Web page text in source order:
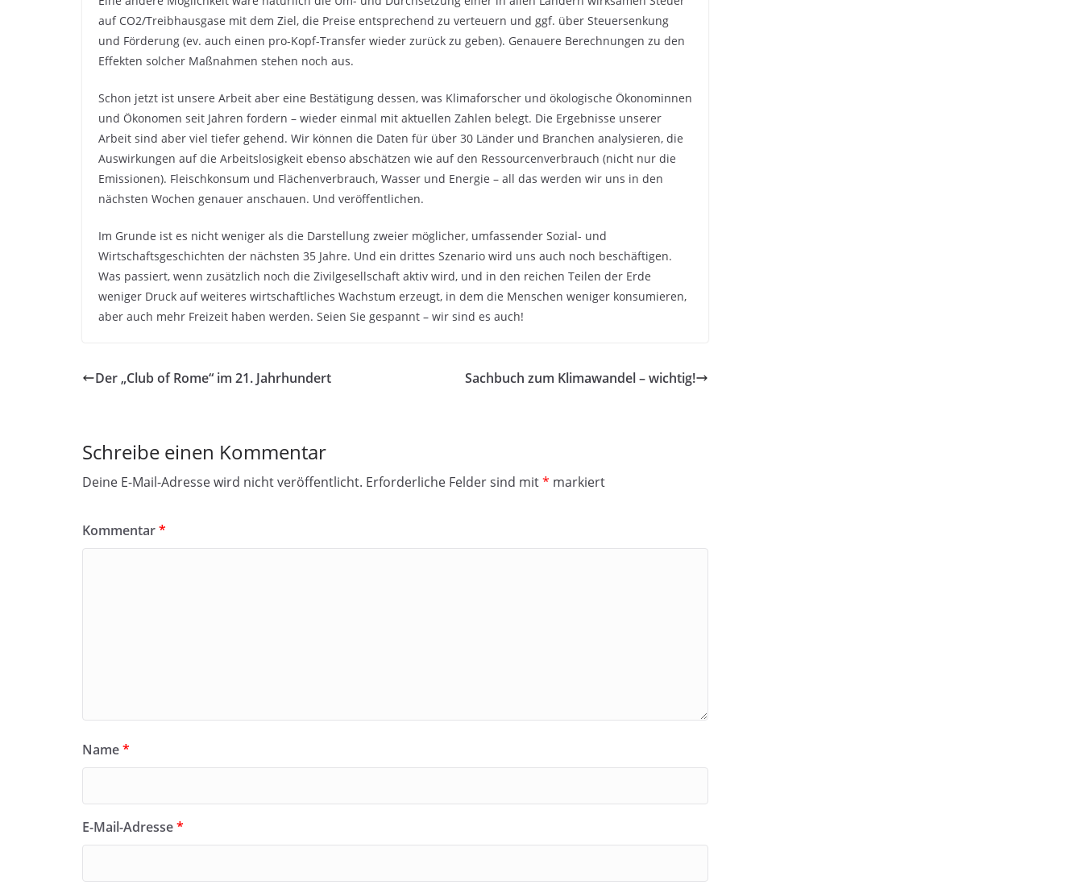
auf CO2/Treibhausgase mit dem Ziel, die Preise entsprechend zu verteuern und ggf. über Steuersenkung
und Förderung (ev. auch einen pro-Kopf-Transfer wieder zurück zu geben). Genauere Berechnungen zu den
Effekten solcher Maßnahmen stehen noch aus.
Schon jetzt ist unsere Arbeit aber eine Bestätigung dessen, was Klimaforscher und ökologische Ökonominnen
und Ökonomen seit Jahren fordern – wieder einmal mit aktuellen Zahlen belegt. Die Ergebnisse unserer
Arbeit sind aber viel tiefer gehend. Wir können die Daten für über 30 Länder und Branchen analysieren, die
Auswirkungen auf die Arbeitslosigkeit ebenso abschätzen wie auf den Ressourcenverbrauch (nicht nur die
Emissionen). Fleischkonsum und Flächenverbrauch, Wasser und Energie – all das werden wir uns in den
nächsten Wochen genauer anschauen. Und veröffentlichen.
Im Grunde ist es nicht weniger als die Darstellung zweier möglicher, umfassender Sozial- und
Wirtschaftsgeschichten der nächsten 35 Jahre. Und ein drittes Szenario wird uns auch noch beschäftigen.
Was passiert, wenn zusätzlich noch die Zivilgesellschaft aktiv wird, und in den reichen Teilen der Erde
weniger Druck auf weiteres wirtschaftliches Wachstum erzeugt, in dem die Menschen weniger konsumieren,
aber auch mehr Freizeit haben werden. Seien Sie gespannt – wir sind es auch!
Der „Club of Rome“ im 21. Jahrhundert Sachbuch zum Klimawandel – wichtig!
Schreibe einen Kommentar
Deine E-Mail-Adresse wird nicht veröffentlicht. Erforderliche Felder sind mit* markiert
Kommentar*
Name*
E-Mail-Adresse*